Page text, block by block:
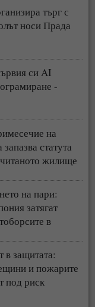
търг с
носи Прада
си AI
-
на
статута
жилище
на пари:
затягат
в
в защитата:
и пожарите
под риск